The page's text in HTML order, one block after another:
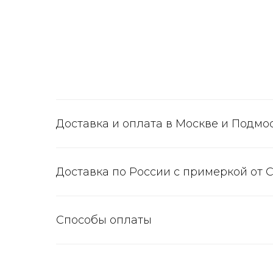
Доставка и оплата в Москве и
Доставка по России с примеркой от
Способы оплаты